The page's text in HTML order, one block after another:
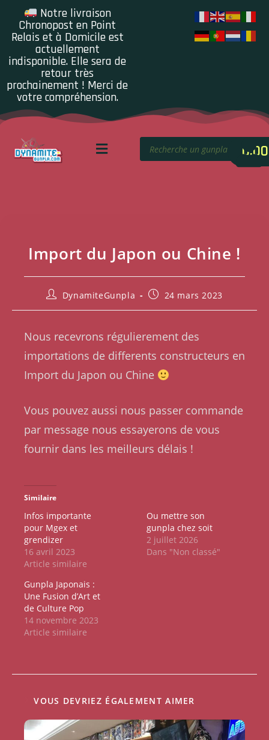
Notre livraison
Chronopost en Point
Relais et à Domicile est
actuellement
indisponible. Elle sera de
retour très
prochainement ! Merci de
votre compréhension.
0.00
Import du Japon ou Chine !
DynamiteGunpla 24 mars 2023
Nous recevrons régulierement des
importations de differents constructeurs en
Import du Japon ou Chine
Vous pouvez aussi nous passer commande
par message nous essayerons de vous
fournir dans les meilleurs délais !
Similaire
Infos importante
pour Mgex et
grendizer
16 avril 2023
Article similaire
Ou mettre son
gunpla chez soit
2 juillet 2026
Dans "Non classé"
Gunpla Japonais :
Une Fusion d’Art et
de Culture Pop
14 novembre 2023
Article similaire
VOUS DEVRIEZ ÉGALEMENT AIMER